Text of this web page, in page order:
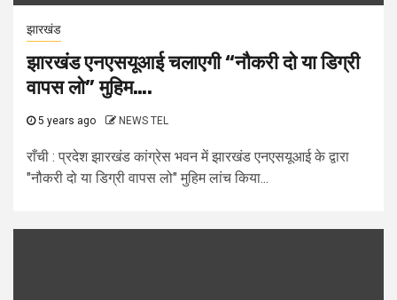
झारखंड
झारखंड एनएसयूआई चलाएगी “नौकरी दो या डिग्री
वापस लो” मुहिम….
5 years ago NEWS TEL
राँची : प्रदेश झारखंड कांग्रेस भवन में झारखंड एनएसयूआई के द्वारा
"नौकरी दो या डिग्री वापस लो" मुहिम लांच किया...